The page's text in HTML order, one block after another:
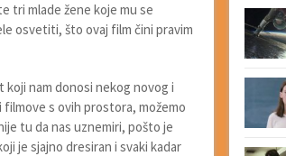
tri mlade žene koje mu se
osvetiti, što ovaj film čini pravim
koji nam donosi nekog novog i
filmove s ovih prostora, možemo
tu da nas uznemiri, pošto je
je sjajno dresiran i svaki kadar